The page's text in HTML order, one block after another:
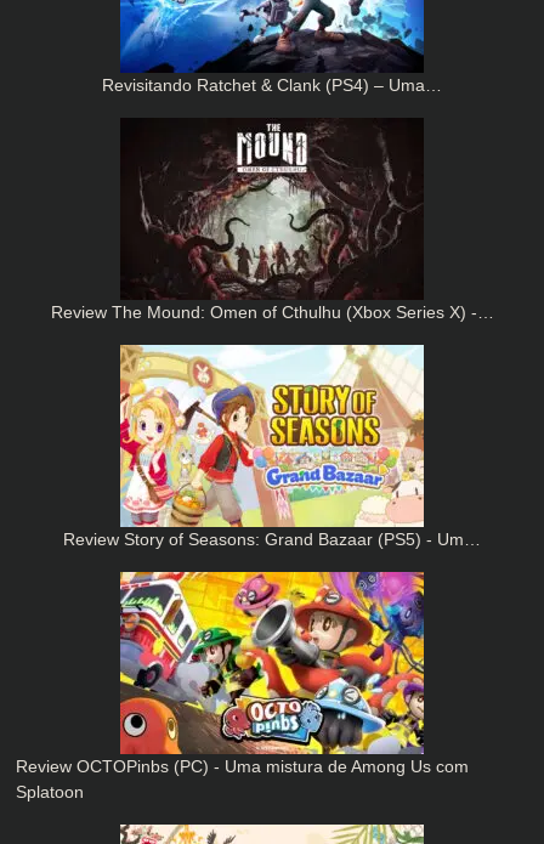
Revisitando Ratchet & Clank (PS4) – Uma…
Review The Mound: Omen of Cthulhu (Xbox Series X) -…
Review Story of Seasons: Grand Bazaar (PS5) - Um…
Review OCTOPinbs (PC) - Uma mistura de Among Us com
Splatoon